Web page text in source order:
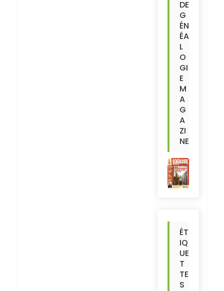
DE
G
ÉN
ÉA
L
O
GI
E
M
A
G
A
ZI
NE
ÉT
IQ
UE
T
TE
S